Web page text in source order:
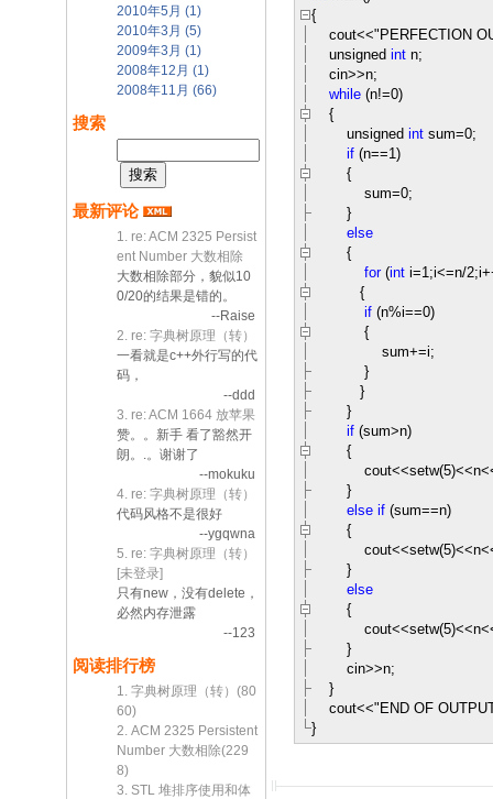
2010年5月 (1)
2010年3月 (5)
2009年3月 (1)
2008年12月 (1)
2008年11月 (66)
搜索
最新评论
1. re: ACM 2325 Persist
ent Number 大数相除
大数相除部分，貌似10
0/20的结果是错的。
--Raise
2. re: 字典树原理（转）
一看就是c++外行写的代
码，
--ddd
3. re: ACM 1664 放苹果
赞。。新手 看了豁然开
朗。.。谢谢了
--mokuku
4. re: 字典树原理（转）
代码风格不是很好
--ygqwna
5. re: 字典树原理（转）
[未登录]
只有new，没有delete，
必然内存泄露
--123
阅读排行榜
1. 字典树原理（转）(80
60)
2. ACM 2325 Persistent
Number 大数相除(229
8)
3. STL 堆排序使用和体
{
cout<<" PERFECTION
unsigned int n;
cin>>n;
while (n!=0)
{
unsigned int sum=0;
if (n==1)
{
sum=0;
}
else
{
for(int i=1;i<=n/2;i
{
if (n%i==0)
{
sum+=i;
}
}
}
if (sum>n)
{
cout<<setw(5)<<n
}
else if (sum==n)
{
cout<<setw(5)<<n
}
else
{
cout<<setw(5)<<n
}
cin>>n;
}
cout<<" END OF
}